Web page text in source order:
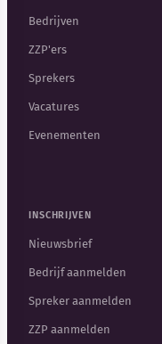
Bedrijven
ZZP'ers
Sprekers
Vacatures
Evenementen
INSCHRIJVEN
Nieuwsbrief
Bedrijf aanmelden
Spreker aanmelden
ZZP aanmelden